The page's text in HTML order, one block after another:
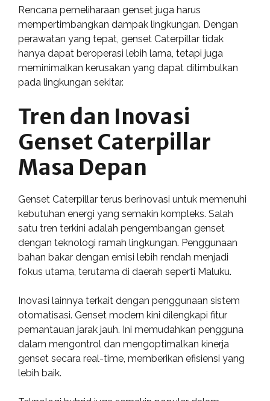
Rencana pemeliharaan genset juga harus
mempertimbangkan dampak lingkungan. Dengan
perawatan yang tepat, genset Caterpillar tidak
hanya dapat beroperasi lebih lama, tetapi juga
meminimalkan kerusakan yang dapat ditimbulkan
pada lingkungan sekitar.
Tren dan Inovasi
Genset Caterpillar
Masa Depan
Genset Caterpillar terus berinovasi untuk memenuhi
kebutuhan energi yang semakin kompleks. Salah
satu tren terkini adalah pengembangan genset
dengan teknologi ramah lingkungan. Penggunaan
bahan bakar dengan emisi lebih rendah menjadi
fokus utama, terutama di daerah seperti Maluku.
Inovasi lainnya terkait dengan penggunaan sistem
otomatisasi. Genset modern kini dilengkapi fitur
pemantauan jarak jauh. Ini memudahkan pengguna
dalam mengontrol dan mengoptimalkan kinerja
genset secara real-time, memberikan efisiensi yang
lebih baik.